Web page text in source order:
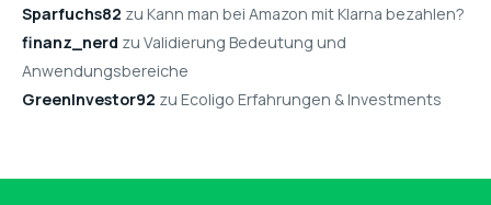
Sparfuchs82 zu Kann man bei Amazon mit Klarna bezahlen?
finanz_nerd zu Validierung Bedeutung und
Anwendungsbereiche
GreenInvestor92 zu Ecoligo Erfahrungen & Investments